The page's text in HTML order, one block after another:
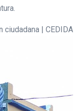
ciudadana | CEDIDA